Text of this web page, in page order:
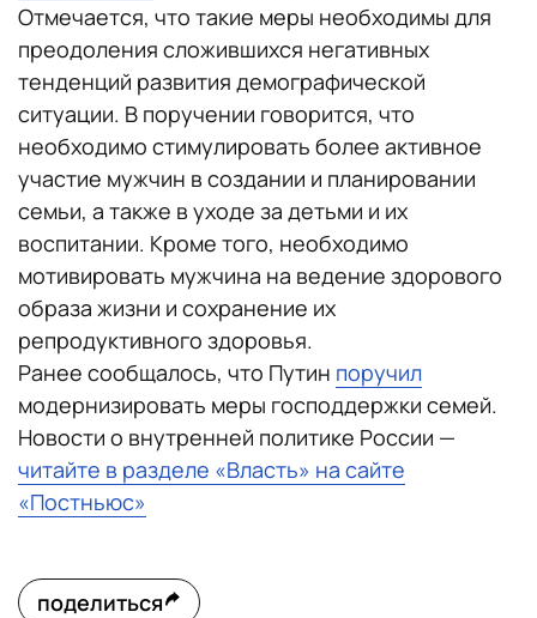
Отмечается, что такие меры необходимы для
преодоления сложившихся негативных
тенденций развития демографической
ситуации. В поручении говорится, что
необходимо стимулировать более активное
участие мужчин в создании и планировании
семьи, а также в уходе за детьми и их
воспитании. Кроме того, необходимо
мотивировать мужчина на ведение здорового
образа жизни и сохранение их
репродуктивного здоровья.
Ранее сообщалось, что Путин поручил
модернизировать меры господдержки семей.
Новости о внутренней политике России —
читайте в разделе «Власть» на сайте
«Постньюс»
поделиться